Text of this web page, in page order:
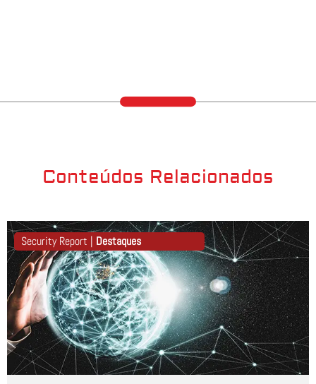
Conteúdos Relacionados
Security Report | Destaques